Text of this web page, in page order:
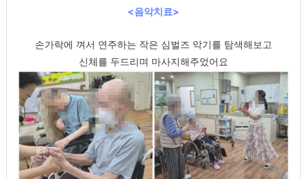
<음악치료>
손가락에 껴서 연주하는 작은 심벌즈 악기를 탐색해보고
신체를 두드리며 마사지해주었어요